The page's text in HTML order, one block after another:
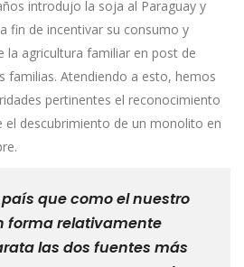
introdujo la soja al Paraguay y
fin de incentivar su consumo y
la agricultura familiar en post de
familias. Atendiendo a esto, hemos
pertinentes el reconocimiento
el descubrimiento de un monolito en
que como el nuestro
forma relativamente
las dos fuentes más